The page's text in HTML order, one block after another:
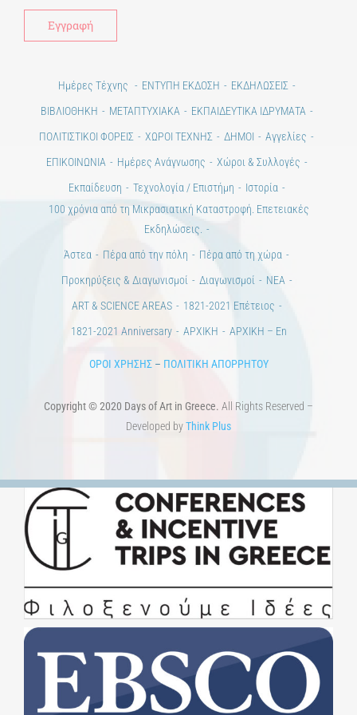
Ημέρες Τέχνης ΕΝΤΥΠΗ ΕΚΔΟΣΗ
ΕΚΔΗΛΩΣΕΙΣ
ΒΙΒΛΙΟΘΗΚΗ
ΜΕΤΑΠΤΥΧΙΑΚΑ
ΕΚΠΑΙΔΕΥΤΙΚΑ ΙΔΡΥΜΑΤΑ
ΠΟΛΙΤΙΣΤΙΚΟΙ ΦΟΡΕΙΣ
ΧΩΡΟΙ ΤΕΧΝΗΣ ΔΗΜΟΙ
Αγγελίες
ΕΠΙΚΟΙΝΩΝΙΑ
Ημέρες Ανάγνωσης
Χώροι & Συλλογές
Εκπαίδευση
Τεχνολογία / Επιστήμη
Ιστορία
100 χρόνια από τη Μικρασιατική Καταστροφή. Επετειακές
Εκδηλώσεις.
Άστεα
Πέρα από την πόλη
Πέρα από τη χώρα
Προκηρύξεις & Διαγωνισμοί
Διαγωνισμοί
ΝΕΑ
ART & SCIENCE AREAS
1821-2021 Επέτειος
1821-2021 Anniversary
ΑΡΧΙΚΗ ΑΡΧΙΚΗ – En
ΟΡΟΙ ΧΡΗΣΗΣ– ΠΟΛΙΤΙΚΗ ΑΠΟΡΡΗΤΟΥ
Copyright © 2020 Days of Art in Greece. All Rights Reserved –
Developed byThink Plus